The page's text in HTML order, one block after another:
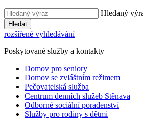
Hledaný
Hledat
rozšířené vyhledávání
Poskytované služby a kontakty
Domov pro seniory
Domov se zvláštním režimem
Pečovatelská služba
Centrum denních služeb Stěnava
Odborné sociální poradenství
Služby pro rodiny s dětmi